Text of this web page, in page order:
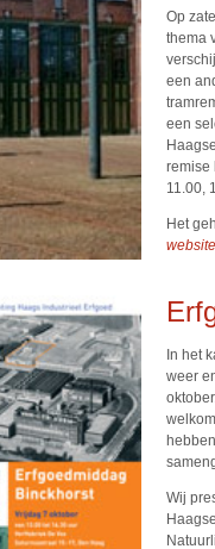
Op
thema
een
een
remise
11.00,
Het
In het
weer
Wij